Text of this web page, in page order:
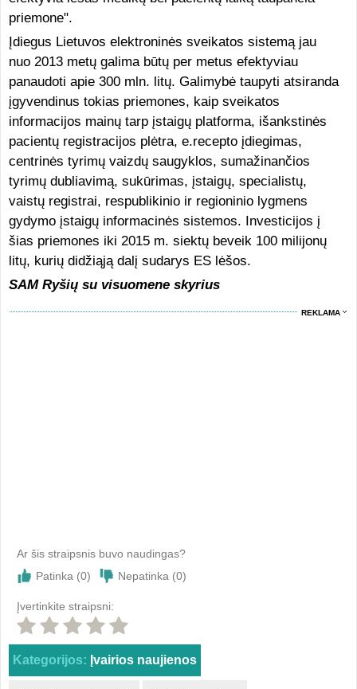
priemone".
Įdiegus Lietuvos elektroninės sveikatos sistemą jau
nuo 2013 metų galima būtų per metus efektyviau
panaudoti apie 300 mln. litų. Galimybė taupyti atsiranda
įgyvendinus tokias priemones, kaip sveikatos
informacijos mainų tarp įstaigų platforma, išankstinės
pacientų registracijos plėtra, e.recepto įdiegimas,
centrinės tyrimų vaizdų saugyklos, sumažinančios
tyrimų dubliavimą, sukūrimas, įstaigų, specialistų,
vaistų registrai, respublikinio ir regioninio lygmens
gydymo įstaigų informacinės sistemos. Investicijos į
šias priemones iki 2015 m. siektų beveik 100 milijonų
litų, kurių didžiąją dalį sudarys ES lėšos.
SAM Ryšių su visuomene skyrius
REKLAMA
Ar šis straipsnis buvo naudingas?
Patinka (0) Nepatinka (0)
Įvertinkite straipsni:
Kategorijos: Įvairios naujienos